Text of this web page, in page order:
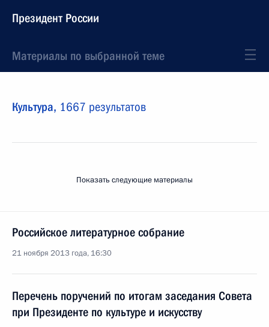
Президент России
Материалы по выбранной теме
Культура, 1667 результатов
Показать следующие материалы
Российское литературное собрание
21 ноября 2013 года, 16:30
Перечень поручений по итогам заседания Совета
при Президенте по культуре и искусству